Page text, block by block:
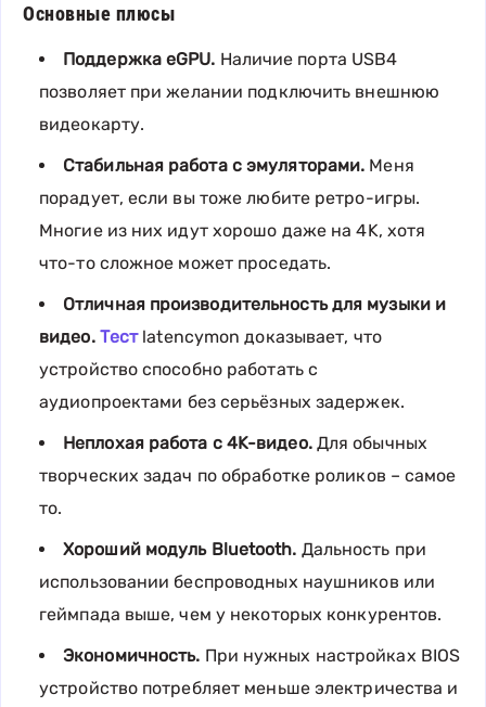
Основные плюсы
Поддержка eGPU. Наличие порта USB4
позволяет при желании подключить внешнюю
видеокарту.
Стабильная работа с эмуляторами. Меня
порадует, если вы тоже любите ретро-игры.
Многие из них идут хорошо даже на 4K, хотя
что-то сложное может проседать.
Отличная производительность для музыки и
видео. Тестlatencymon доказывает, что
устройство способно работать с
аудиопроектами без серьёзных задержек.
Неплохая работа с 4K-видео.Для обычных
творческих задач по обработке роликов – самое
то.
Хороший модуль Bluetooth. Дальность при
использовании беспроводных наушников или
геймпада выше, чем у некоторых конкурентов.
Экономичность. При нужных настройках BIOS
устройство потребляет меньше электричества и